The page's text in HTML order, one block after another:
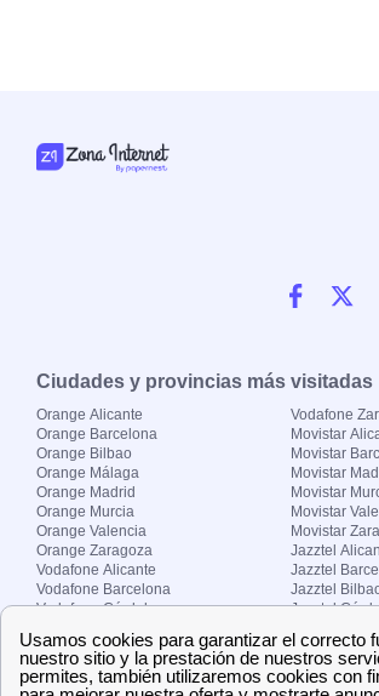
Ciudades y provincias más visitadas
Orange Alicante
Orange Barcelona
Orange Bilbao
Orange Málaga
Orange Madrid
Orange Murcia
Orange Valencia
Orange Zaragoza
Vodafone Alicante
Vodafone Barcelona
Vodafone Córdoba
Vodafone Madrid
Vodafone Murcia
Vodafone Valencia
Vodafone
Movistar
Movistar
Movistar
Movistar
Movistar
Movistar
Jazztel
Jazztel
Jazztel
Jazztel
Jazztel
Jazztel
Jazztel